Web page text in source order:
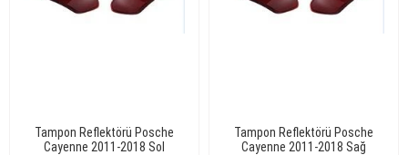
Tampon Reflektörü Posche
Cayenne 2011-2018 Sol
Tampon Reflektörü Posche
Cayenne 2011-2018 Sağ